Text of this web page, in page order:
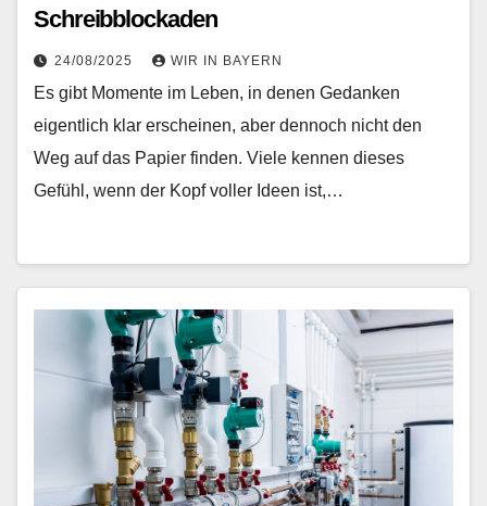
Schreibblockaden
24/08/2025 WIR IN BAYERN
Es gibt Momente im Leben, in denen Gedanken
eigentlich klar erscheinen, aber dennoch nicht den
Weg auf das Papier finden. Viele kennen dieses
Gefühl, wenn der Kopf voller Ideen ist,…